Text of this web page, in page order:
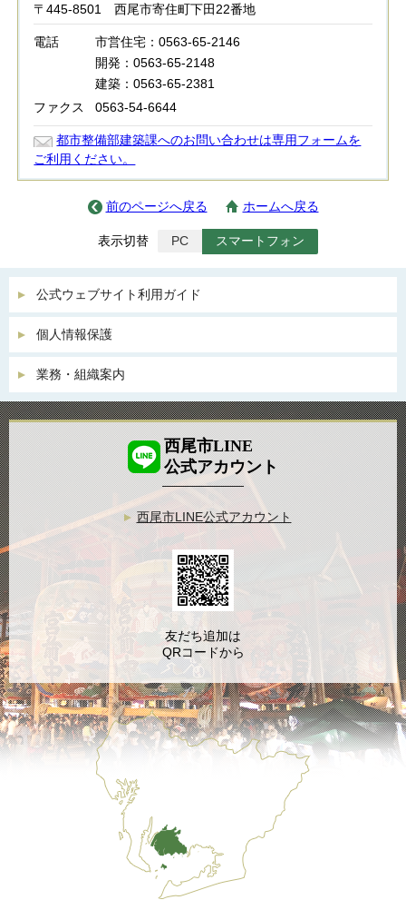
〒445-8501 西尾市寄住町下田22番地
電話
市営住宅：0563-65-2146
開発：0563-65-2148
建築：0563-65-2381
ファクス
0563-54-6644
都市整備部建築課へのお問い合わせは専用フォームを
ご利用ください。
前のページへ戻る ホームへ戻る
表示切替 PC スマートフォン
公式ウェブサイト利用ガイド
個人情報保護
業務・組織案内
西尾市LINE
公式アカウント
西尾市LINE公式アカウント
友だち追加は
QRコードから